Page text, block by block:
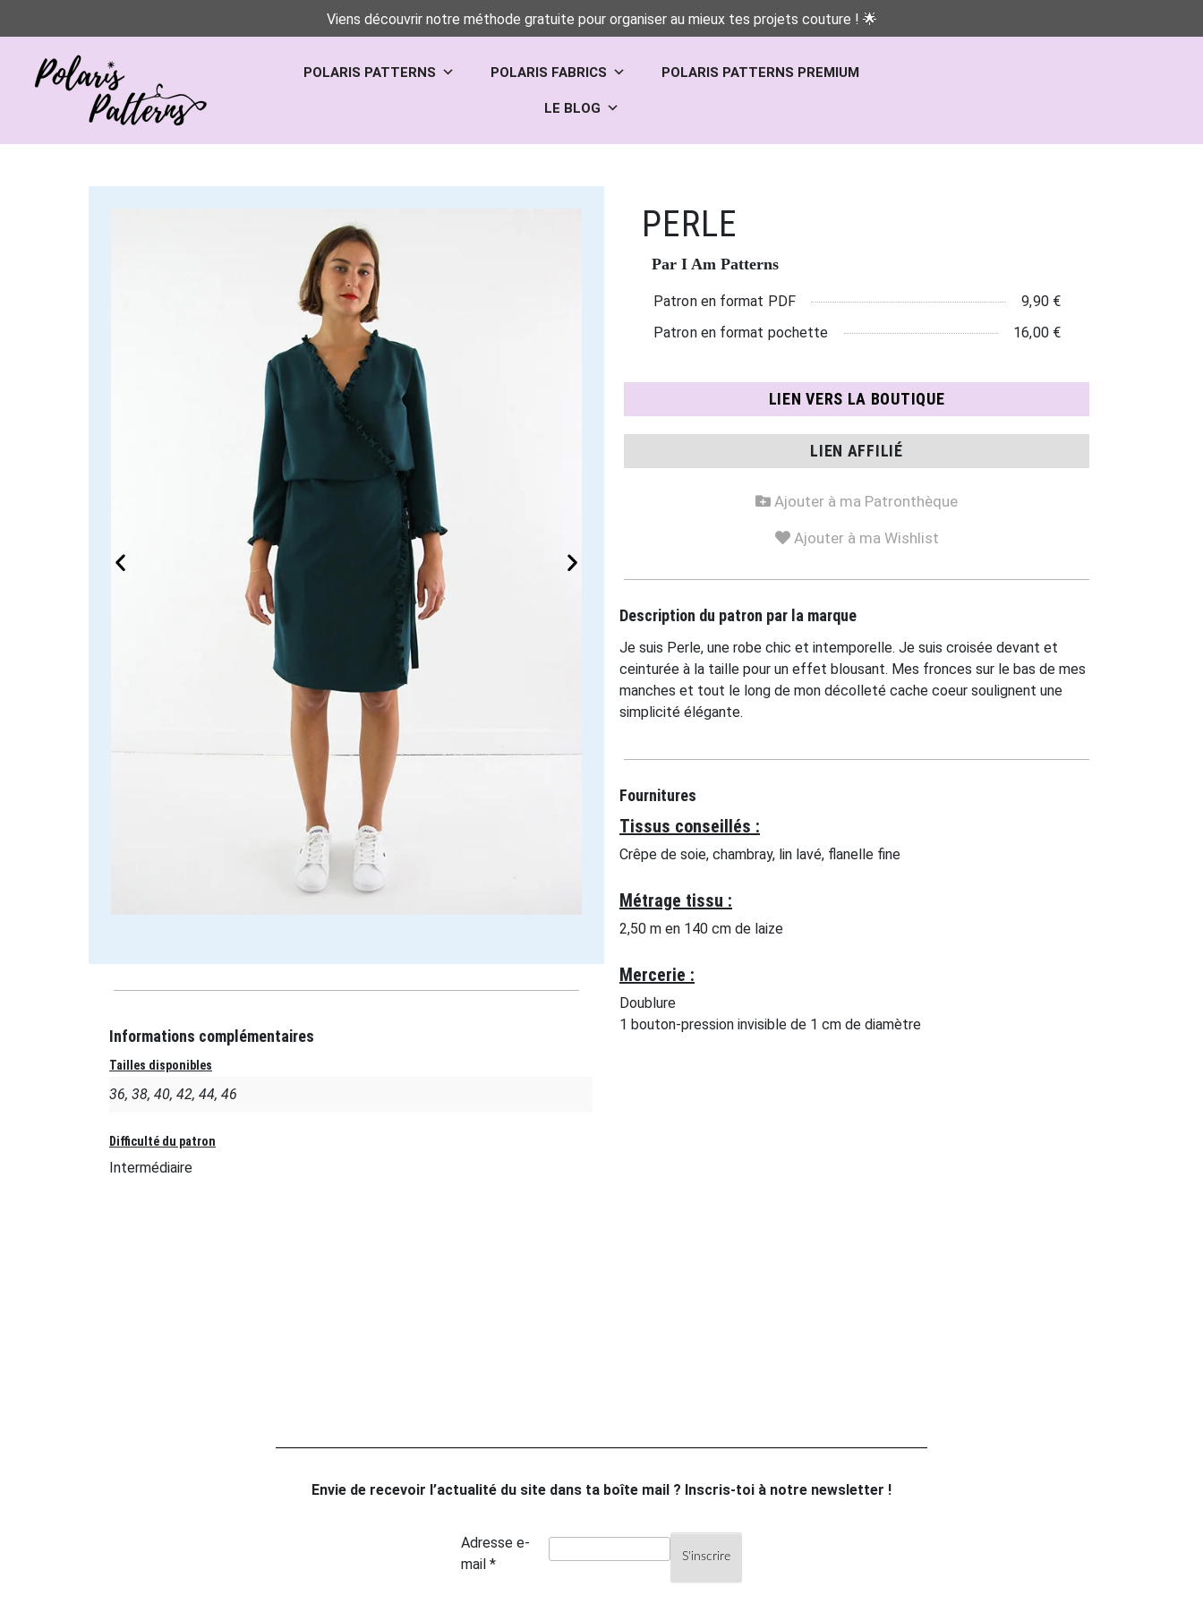
Viens découvrir notre méthode gratuite pour organiser au mieux tes projets couture ! 🌟
POLARIS PATTERNS POLARIS FABRICS POLARIS PATTERNS PREMIUM
LE BLOG
Informations complémentaires
Tailles disponibles
36, 38, 40, 42, 44, 46
Difficulté du patron
Intermédiaire
PERLE
Par I Am Patterns
Patron en format PDF
9,90 €
Patron en format pochette
16,00 €
LIEN VERS LA BOUTIQUE
LIEN AFFILIÉ
Ajouter à ma Patronthèque
Ajouter à ma Wishlist
Description du patron par la marque
Je suis Perle, une robe chic et intemporelle. Je suis croisée devant et
ceinturée à la taille pour un effet blousant. Mes fronces sur le bas de mes
manches et tout le long de mon décolleté cache coeur soulignent une
simplicité élégante.
Fournitures
Tissus conseillés :
Crêpe de soie, chambray, lin lavé, flanelle fine
Métrage tissu :
2,50 m en 140 cm de laize
Mercerie :
Doublure
1 bouton-pression invisible de 1 cm de diamètre
Envie de recevoir l’actualité du site dans ta boîte mail ? Inscris-toi à notre newsletter !
Adresse e-
mail *